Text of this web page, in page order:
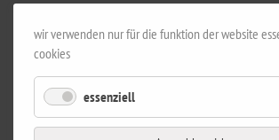
wir verwenden nur für die funktion der website
cookies
essenziell